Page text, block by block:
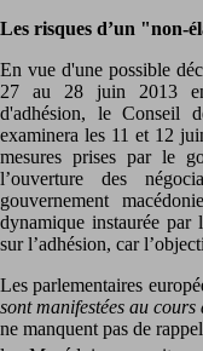
Les risques d’un "non-
En vue d'une possible
27 au 28 juin 2013 en
d'adhésion, le Conseil
examinera les 11 et 12
mesures prises par le
l’ouverture des
gouvernement
dynamique instaurée
sur l’adhésion, car
Les parlementaires
sont manifestées au
ne manquent pas de